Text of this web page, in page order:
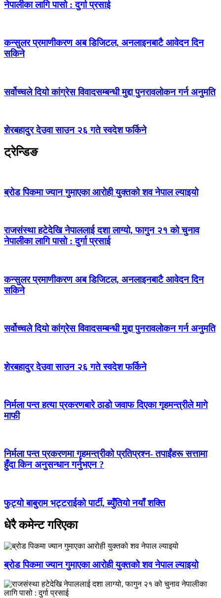
नेपालीका लागि पासो : दुर्गा प्रसाई
कन्सुलर प्रमाणीकरण अब डिजिटल, अनलाइनबाटै आवेदन दिन
सकिने
सर्वोच्चले दियो कांग्रेस विवादसम्बन्धी मुद्दा पुनरावलोकन गर्न अनुमति
शेरबहादुर देउवा साउन २६ गते स्वदेश फर्किने
ट्रेन्डिङ
ब्रोड पिकमा ज्यान गुमाएका आरोही युक्तको शव नेपाल ल्याइयो
राजसंस्था हटेदेखि नेपाललाई दशा लाग्यो, फागुन २१ को चुनाव
नेपालीका लागि पासो : दुर्गा प्रसाई
कन्सुलर प्रमाणीकरण अब डिजिटल, अनलाइनबाटै आवेदन दिन
सकिने
सर्वोच्चले दियो कांग्रेस विवादसम्बन्धी मुद्दा पुनरावलोकन गर्न अनुमति
शेरबहादुर देउवा साउन २६ गते स्वदेश फर्किने
निर्मला पन्त हत्या प्रकरणबारे ठाडो जवाफ दिएका गृहमन्त्रीले मागे
माफी
निर्मला पन्त प्रकरणमा गृहमन्त्रीको प्रतिप्रश्न- तपाईंहरू सत्तामा
हुँदा किन अनुसन्धान गर्नुभएन ?
फुट्यो बाबुराम भट्टराईको पार्टी, ब्युँतियो नयाँ शक्ति
धेरै कमेन्ट गरिएका
ब्रोड पिकमा ज्यान गुमाएका आरोही युक्तको शव नेपाल ल्याइयो